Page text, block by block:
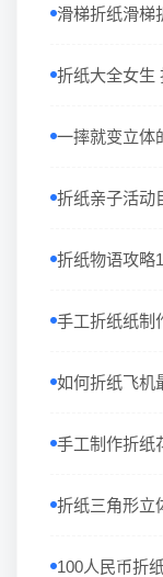
滑梯折纸滑梯
折纸大全女生
一摔就变立体
折纸亲子活动
折纸物语攻略
手工折纸纸制
如何折纸飞机
手工制作折纸
折纸三角形立
100人民币折